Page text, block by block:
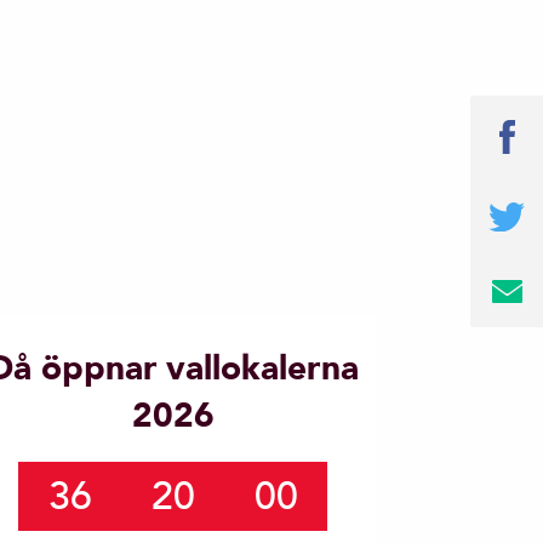
öppnar vallokalerna
2026
36 20 00